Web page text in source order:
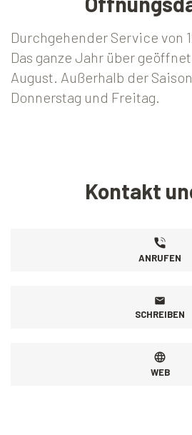
Durchgehender Service von
Das ganze Jahr über
August. Außerhalb der
Donnerstag und Freitag.
Kontakt
ANRUFEN
SCHREIBEN
WEB